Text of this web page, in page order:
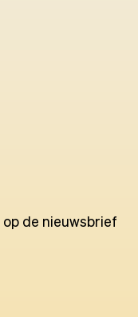
de nieuwsbrief